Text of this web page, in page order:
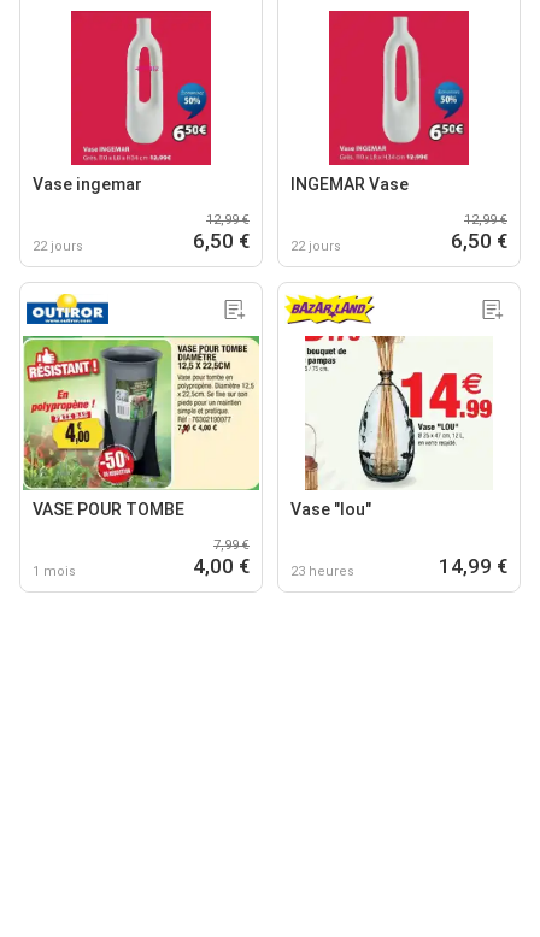
Vase ingemar
22 jours
12,99 €
6,50 €
INGEMAR Vase
22 jours
12,99 €
6,50 €
VASE POUR TOMBE
1 mois
7,99 €
4,00 €
Vase "lou"
23 heures 14,99 €